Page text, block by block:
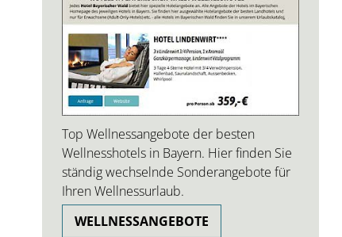
Top Wellnessangebote der besten
Wellnesshotels in Bayern. Hier finden Sie
ständig wechselnde Sonderangebote für
Ihren Wellnessurlaub.
WELLNESSANGEBOTE